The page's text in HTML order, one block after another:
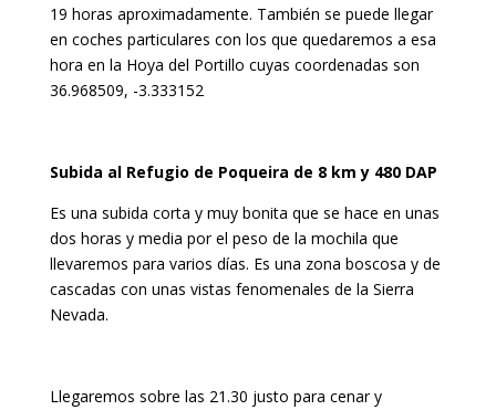
19 horas aproximadamente. También se puede llegar
en coches particulares con los que quedaremos a esa
hora en la Hoya del Portillo cuyas coordenadas son
36.968509, -3.333152
Subida al Refugio de Poqueira de 8 km y 480 DAP
Es una subida corta y muy bonita que se hace en unas
dos horas y media por el peso de la mochila que
llevaremos para varios días. Es una zona boscosa y de
cascadas con unas vistas fenomenales de la Sierra
Nevada.
Llegaremos sobre las 21.30 justo para cenar y